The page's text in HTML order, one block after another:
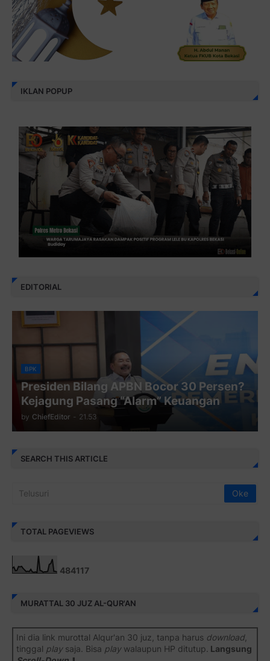
IKLAN POPUP
EDITORIAL
BPK
Presiden Bilang APBN Bocor 30 Persen?
Kejagung Pasang “Alarm” Keuangan
by ChiefEditor - 21.53
SEARCH THIS ARTICLE
TOTAL PAGEVIEWS
484117
MURATTAL 30 JUZ AL-QUR'AN
Ini dia link murottal Alqur'an 30 juz, tanpa harus download,
tinggal playsaja. Bisa playwalaupun HP ditutup. Langsung